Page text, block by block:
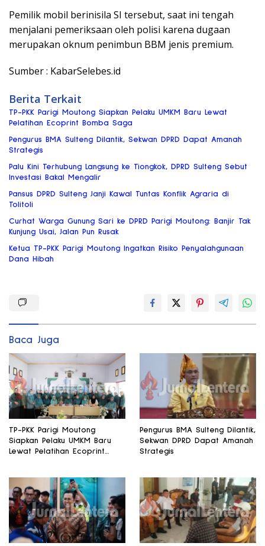
Pemilik mobil berinisila SI tersebut, saat ini tengah
menjalani pemeriksaan oleh polisi karena dugaan
merupakan oknum penimbun BBM jenis premium.
Sumber : KabarSelebes.id
Berita Terkait
TP-PKK Parigi Moutong Siapkan Pelaku UMKM Baru Lewat
Pelatihan Ecoprint Bomba Saga
Pengurus BMA Sulteng Dilantik, Sekwan DPRD Dapat Amanah
Strategis
Palu Kini Terhubung Langsung ke Tiongkok, DPRD Sulteng Sebut
Investasi Bakal Mengalir
Pansus DPRD Sulteng Janji Kawal Tuntas Konflik Agraria di
Tolitoli
Curhat Warga Gunung Sari ke DPRD Parigi Moutong: Banjir Tak
Kunjung Usai, Jalan Pun Rusak
Ketua TP-PKK Parigi Moutong Ingatkan Risiko Penyalahgunaan
Dana Hibah
Baca Juga
TP-PKK Parigi Moutong
Siapkan Pelaku UMKM Baru
Lewat Pelatihan Ecoprint
Pengurus BMA Sulteng Dilantik,
Sekwan DPRD Dapat Amanah
Strategis